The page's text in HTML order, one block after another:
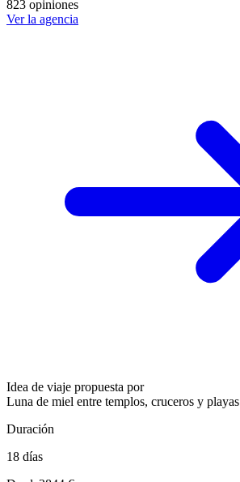
823 opiniones
Ver la agencia
Idea de viaje propuesta por
Luna de miel entre templos, cruceros y playas
Duración
18 días